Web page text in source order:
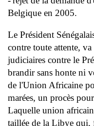
Belgique en 2005.
Le Président
contre toute attente,
judiciaires contre le
brandir sans honte ni
de l'Union Africaine
marées, un procès
Laquelle union
taillée de la Libye qui,